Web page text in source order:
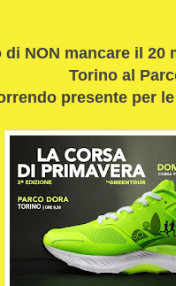
NON mancare il 20
Torino al
presente per